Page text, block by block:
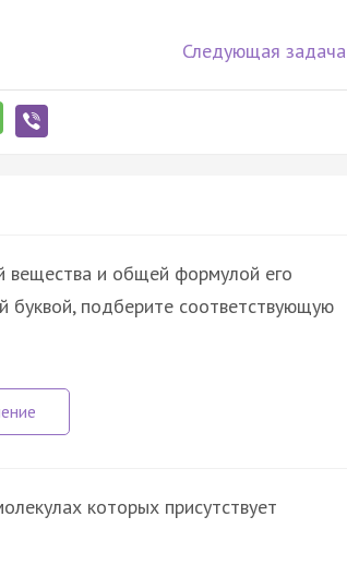
Следующая задача
вещества и общей формулой его
буквой, подберите соответствующую
которых присутствует